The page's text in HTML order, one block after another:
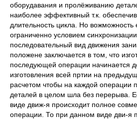
оборудавания и пролёживанию
наиболее эффективный т.к.
длительность цикла. Но вожможность
ограниченно условием
последовательный вид движения
положене заключается в том, что
последующей операции начинается
изготовления всей пртии на
расчетом чтобы на каждой операции
деталей в целом шла без перерыва.
виде движ-я происходит полное
операции. То при данном виде дви-я